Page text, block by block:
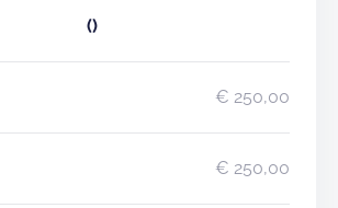
()
€ 250,00
€ 250,00